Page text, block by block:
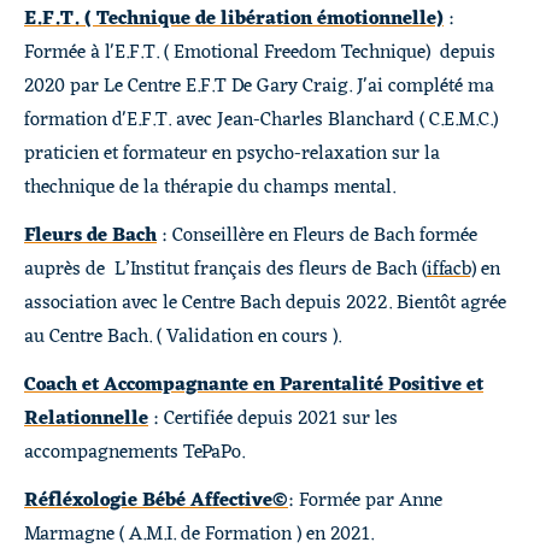
E.F.T. ( Technique de libération émotionnelle):
Formée à l'E.F.T. ( Emotional Freedom Technique) depuis
2020 par Le Centre E.F.T De Gary Craig. J'ai complété ma
formation d'E.F.T. avec Jean-Charles Blanchard ( C.E.M.C.)
praticien et formateur en psycho-relaxation sur la
thechnique de la thérapie du champs mental.
Fleurs de Bach: Conseillère en Fleurs de Bach formée
auprès de L’Institut français des fleurs de Bach (iffacb)en
association avec le Centre Bach depuis 2022. Bientôt agrée
au Centre Bach. ( Validation en cours ).
Coach et Accompagnante en Parentalité Positive et
Relationnelle: Certifiée depuis 2021 sur les
accompagnements TePaPo.
Réfléxologie Bébé Affective©: Formée par Anne
Marmagne ( A.M.I. de Formation ) en 2021.